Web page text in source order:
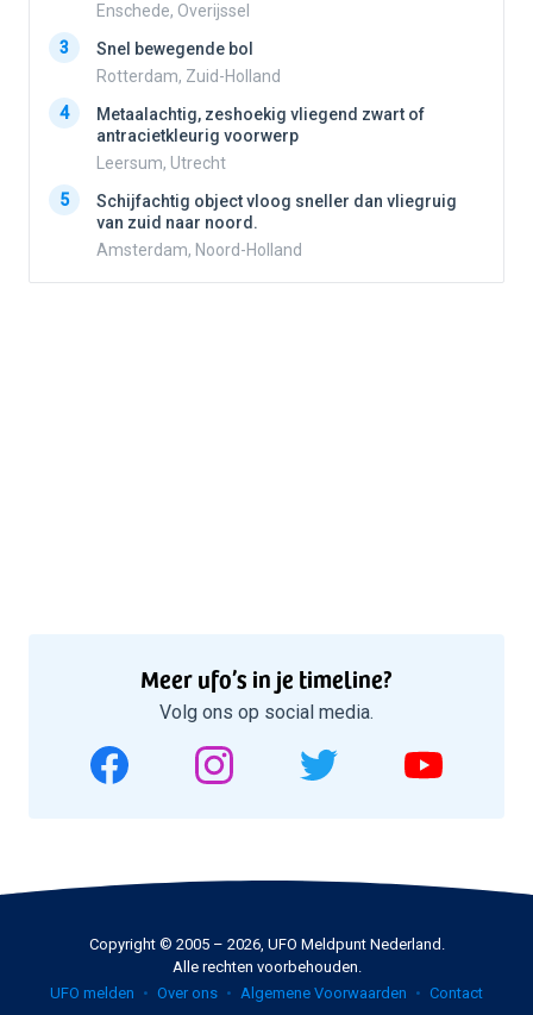
Enschede, Overijssel
3
Snel bewegende bol
Rotterdam, Zuid-Holland
4
Metaalachtig, zeshoekig vliegend zwart of
antracietkleurig voorwerp
Leersum, Utrecht
5
Schijfachtig object vloog sneller dan vliegruig
van zuid naar noord.
Amsterdam, Noord-Holland
Meer ufo’s in je timeline?
Volg ons op social media.
Copyright © 2005 – 2026, UFO Meldpunt Nederland.
Alle rechten voorbehouden.
UFO melden
Over ons Algemene Voorwaarden Contact